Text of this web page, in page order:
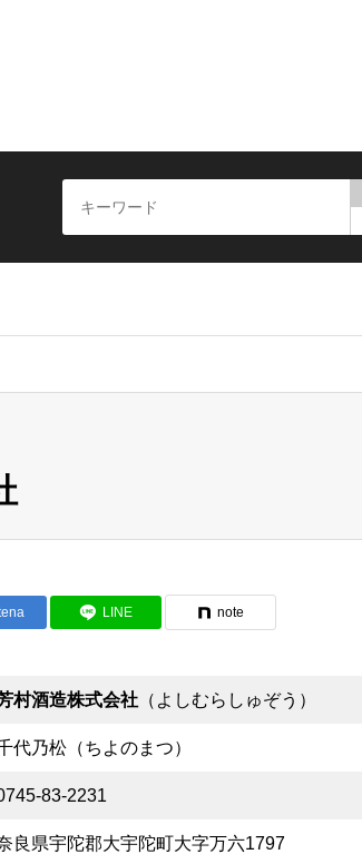
LINE note
村酒造株式会社 （よしむらしゅぞう）
代乃松（ちよのまつ）
83-2231
良県宇陀郡大宇陀町大字万六1797